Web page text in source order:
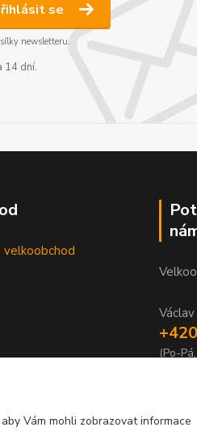
se
newsletteru.
14 dní.
velkoobchod
(Po-
Vám mohli zobrazovat informace